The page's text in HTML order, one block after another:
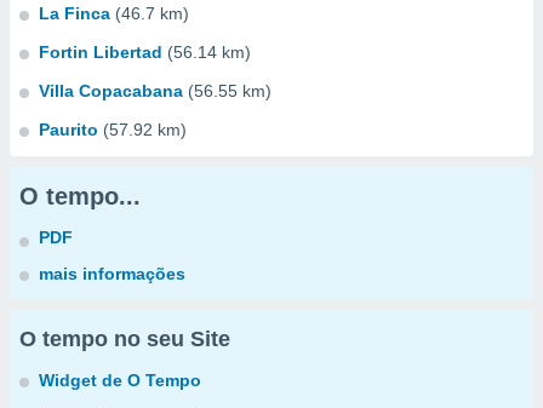
La Finca (46.7 km)
Fortin Libertad (56.14 km)
Villa Copacabana (56.55 km)
Paurito (57.92 km)
O tempo...
PDF
mais informações
O tempo no seu Site
Widget de O Tempo